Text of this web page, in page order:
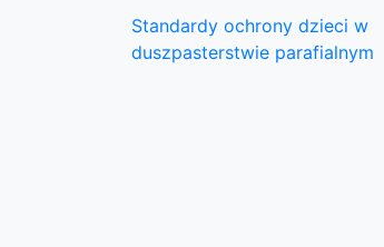
Standardy ochrony dzieci w
duszpasterstwie parafialnym